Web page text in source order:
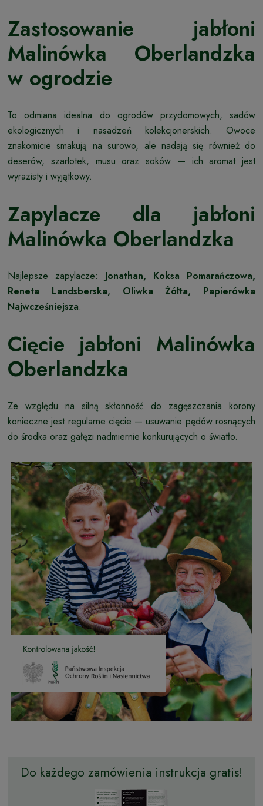
Zastosowanie jabłoni
Malinówka Oberlandzka
w ogrodzie
To odmiana idealna do ogrodów przydomowych, sadów
ekologicznych i nasadzeń kolekcjonerskich. Owoce
znakomicie smakują na surowo, ale nadają się również do
deserów, szarlotek, musu oraz soków — ich aromat jest
wyrazisty i wyjątkowy.
Zapylacze dla jabłoni
Malinówka Oberlandzka
Najlepsze zapylacze: Jonathan, Koksa Pomarańczowa,
Reneta Landsberska, Oliwka Żółta, Papierówka
Najwcześniejsza.
Cięcie jabłoni Malinówka
Oberlandzka
Ze względu na silną skłonność do zagęszczania korony
konieczne jest regularne cięcie — usuwanie pędów rosnących
do środka oraz gałęzi nadmiernie konkurujących o światło.
Do każdego zamówienia instrukcja gratis!